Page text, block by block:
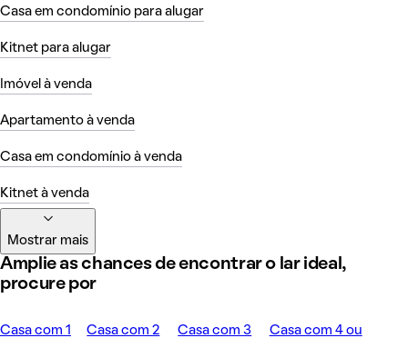
Casa em condomínio para alugar
Kitnet para alugar
Imóvel à venda
Apartamento à venda
Casa em condomínio à venda
Kitnet à venda
Mostrar mais
Amplie as chances de encontrar o lar ideal,
procure por
Casa com 1
Casa com 2
Casa com 3
Casa com 4 ou